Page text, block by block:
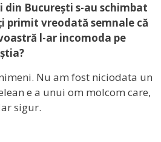
din București s-au schimbat
primit vreodată semnale că
l-ar incomoda pe
Nu am fost niciodata un
e a unui om molcom care,
sigur.